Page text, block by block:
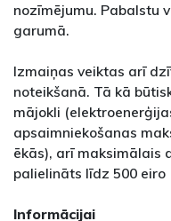
nozīmējumu. Pabalstu
garumā.
Izmaiņas veiktas arī
noteikšanā. Tā kā
mājokli
apsaimniekošanas
ēkās), arī maksimālais
palielināts līdz 500
Informācijai